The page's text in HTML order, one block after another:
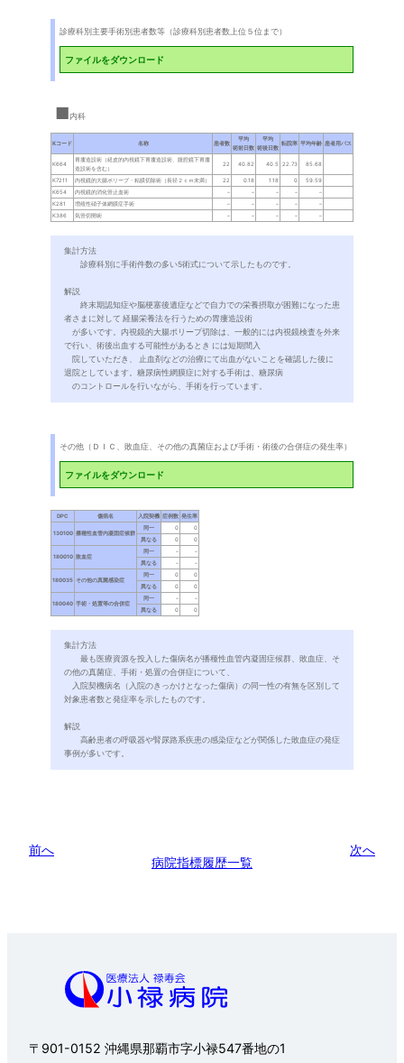
診療科別主要手術別患者数等（診療科別患者数上位５位まで）
ファイルをダウンロード
内科
集計方法
診療科別に手術件数の多い5術式について示したものです。
解説
終末期認知症や脳梗塞後遺症などで自力での栄養摂取が困難になった患
者さまに対して 経腸栄養法を行うための胃瘻造設術
が多いです。内視鏡的大腸ポリープ切除は、一般的には内視鏡検査を外来
で行い、術後出血する可能性があるとき には短期間入
院していただき、 止血剤などの治療にて出血がないことを確認した後に
退院としています。糖尿病性網膜症に対する手術は、糖尿病
のコントロールを行いながら、手術を行っています。
その他（ＤＩＣ、敗血症、その他の真菌症および手術・術後の合併症の発生率）
ファイルをダウンロード
集計方法
最も医療資源を投入した傷病名が播種性血管内凝固症候群、敗血症、そ
の他の真菌症、手術・処置の合併症について、
入院契機病名（入院のきっかけとなった傷病）の同一性の有無を区別して
対象患者数と発症率を示したものです。
解説
高齢患者の呼吸器や腎尿路系疾患の感染症などが関係した敗血症の発症
事例が多いです。
前へ
病院指標履歴一覧
次へ
〒901-0152 沖縄県那覇市字小禄547番地の1